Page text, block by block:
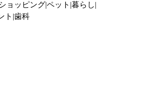
ショッピングペット 暮らし
ト 歯科